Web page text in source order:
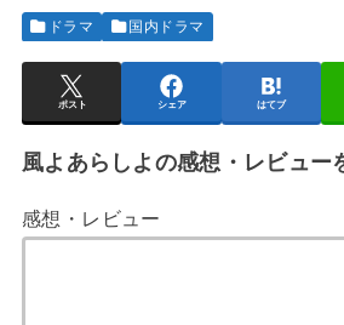
ドラマ 国内ドラマ
ポスト シェア はてブ
風よあらしよの感想・レビュー
感想・レビュー